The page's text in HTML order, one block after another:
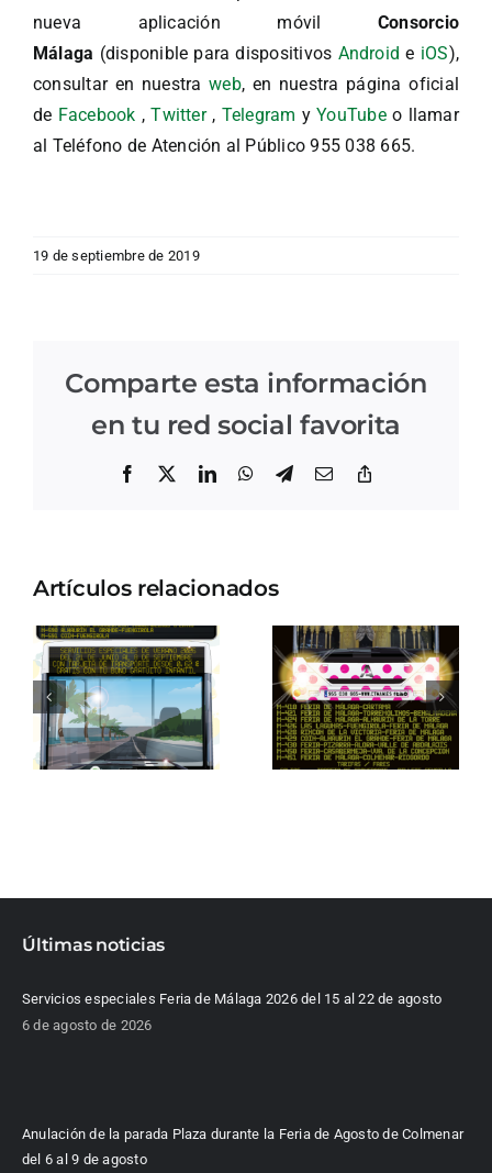
nueva aplicación móvil Consorcio
Málaga (disponible para dispositivos Android e iOS),
consultar en nuestraweb, en nuestra página oficial
de Facebook ,Twitter, Telegram yYouTubeo llamar
al Teléfono de Atención al Público 955 038 665.
19 de septiembre de 2019
Comparte esta información
en tu red social favorita
Facebook LinkedInWhatsApp
Telegram
Correo
Artículos relacionados
Últimas noticias
Servicios especiales Feria de Málaga 2026 del 15 al 22 de agosto
6 de agosto de 2026
Anulación de la parada Plaza durante la Feria de Agosto de Colmenar
del 6 al 9 de agosto